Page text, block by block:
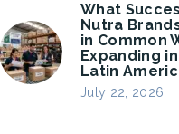
What
Nutra
in Common
Expanding
Latin
July 22, 2026